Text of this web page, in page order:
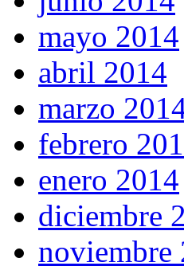
mayo 2014
abril 2014
marzo
febrero
enero 2014
diciembre
noviembre